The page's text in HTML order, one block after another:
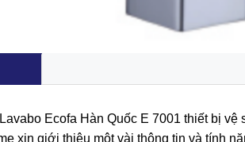
Ecofa Hàn Quốc E 7001 thiết bị
xin giới thiệu một vài thông tin và tính